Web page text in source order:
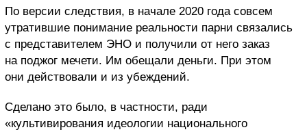
По версии следствия, в начале 2020 года совсем
утратившие понимание реальности парни связались
с представителем ЭНО и получили от него заказ
на поджог мечети. Им обещали деньги. При этом
они действовали и из убеждений.
Сделано это было, в частности, ради
«культивирования идеологии национального